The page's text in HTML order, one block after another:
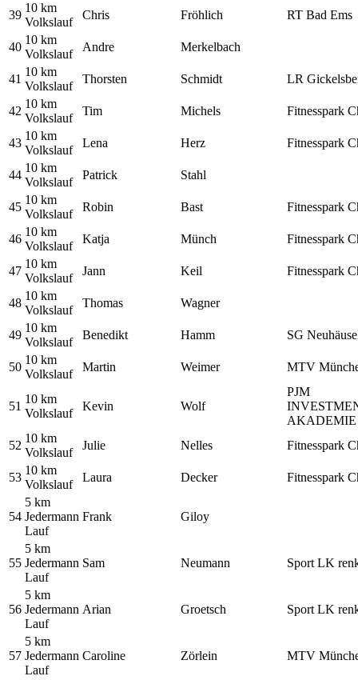
39
10 km
Volkslauf
Chris Fröhlich RT Bad Ems
40
10 km
Volkslauf
Andre Merkelbach
41
10 km
Volkslauf
Thorsten Schmidt LR
42
10 km
Volkslauf
Tim Michels Fitnesspark
43
10 km
Volkslauf
Lena Herz Fitnesspark
44
10 km
Volkslauf
Patrick Stahl
45
10 km
Volkslauf
Robin Bast Fitnesspark
46
10 km
Volkslauf
Katja Münch Fitnesspark
47
10 km
Volkslauf
Jann Keil Fitnesspark
48
10 km
Volkslauf
Thomas Wagner
49
10 km
Volkslauf
Benedikt Hamm SG
50
10 km
Volkslauf
Martin Weimer MTV
51
10 km
Volkslauf
Kevin Wolf
PJM
AKADEMIE
52
10 km
Volkslauf
Julie Nelles Fitnesspark
53
10 km
Volkslauf
Laura Decker Fitnesspark
54
5 km
Jedermann
Lauf
Frank Giloy
55
5 km
Jedermann
Lauf
Sam Neumann Sport LK
56
5 km
Jedermann
Lauf
Arian Groetsch Sport LK
57
5 km
Jedermann
Lauf
Caroline Zörlein MTV